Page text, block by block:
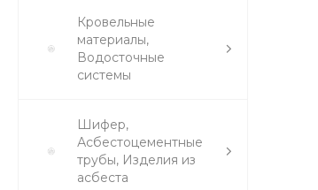
Кровельные
материалы,
Водосточные
системы
Шифер,
Асбестоцементные
трубы, Изделия из
асбеста